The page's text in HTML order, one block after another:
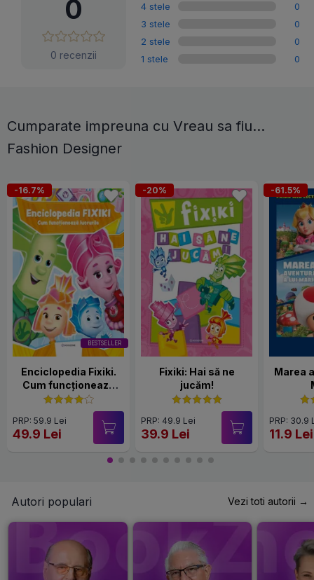
0
0 recenzii
4 stele
0
3 stele
0
2 stele
0
1 stele
0
Cumparate impreuna cu Vreau sa fiu...
Fashion Designer
BESTSELLER
-16.7%
Enciclopedia Fixiki.
Cum funcționează
lucrurile
PRP: 59.9 Lei
49.9 Lei
-20%
Fixiki: Hai să ne
jucăm!
PRP: 49.9 Lei
39.9 Lei
-61.5%
Marea
PRP: 30.9
11.9 Lei
Autori populari Vezi toti autorii →